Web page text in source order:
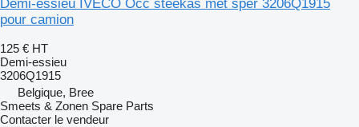
Demi-essieu IVECO Occ steekas met sper 3206Q1915
pour camion
125 € HT
Demi-essieu
3206Q1915
Belgique, Bree
Smeets & Zonen Spare Parts
Contacter le vendeur